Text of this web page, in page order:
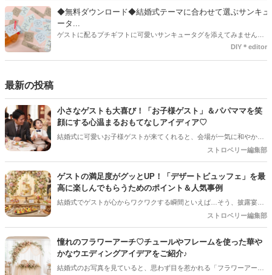
り、付けるものの素材や色にあわせて選ぶことができるんです♪*
◆無料ダウンロード◆結婚式テーマに合わせて選ぶサンキュ
ータ...
ゲストに配るプチギフトに可愛いサンキュータグを添えてみません
か？今回の記事では無料でダウンロードできる春婚にもピッタリなサ
DIY＊editor
最新の投稿
小さなゲストも大喜び！「お子様ゲスト」＆パパママを笑
顔にする心温まるおもてなしアイディア♡
結婚式に可愛いお子様ゲストが来てくれると、会場が一気に和やかな
雰囲気になりますよね！でも、ご招待するプレ花嫁さんとしては「途
いないかな？」と、ちょっぴり心配になることも多いはず。 小さなゲ
ストと、子育て真っ最中のパパママ（ご友人）に「本当に参列してよ
かった！」と思ってもらうためには、ちょっとした心遣いや事前準備
が大切です。今回は、お子様ゲストとご家族に安心して楽しんでもら
うための、素敵なおもてなしアイディアをご紹介します！
ストロベリー編集部
ゲストの満足度がグッとUP！「デザートビュッフェ」を最
高に楽しんでもらうためのポイント＆人気事例
結婚式でゲストが心からワクワクする瞬間といえば…そう、披露宴後
半の「デザートタイム」です！中でも、ガーデンやロビーにずらりと
は、ゲストのテンションが一番上がる大人気の演出ですよね。今回は
デザートビュッフェで絶対に押さえておきたいポイントと、実際に大
好評だった事例をご紹介します！
ストロベリー編集部
憧れのフラワーアーチ♡チュールやフレームを使った華や
かなウエディングアイデアをご紹介♪
結婚式のお写真を見ていると、思わず目を惹かれる「フラワーアー